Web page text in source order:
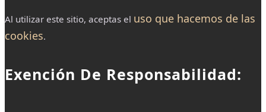
Al utilizar este sitio, aceptas el uso que hacemos de las
cookies.
Exención De Responsabilidad: